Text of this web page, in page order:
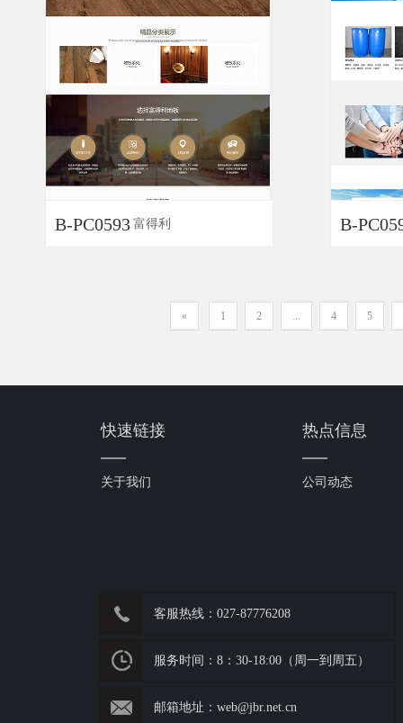
B-PC0593 富得利 B-
« 1 2 ... 4 5
快速链接
关于我们
热点信息
公司动态
客服热线：027-87776208
服务时间：8：30-18:00（周一到周五）
邮箱地址：web@jbr.net.cn